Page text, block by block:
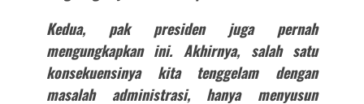
Kedua, pak presiden juga pernah
mengungkapkan ini. Akhirnya, salah satu
konsekuensinya kita tenggelam dengan
masalah administrasi, hanya menyusun